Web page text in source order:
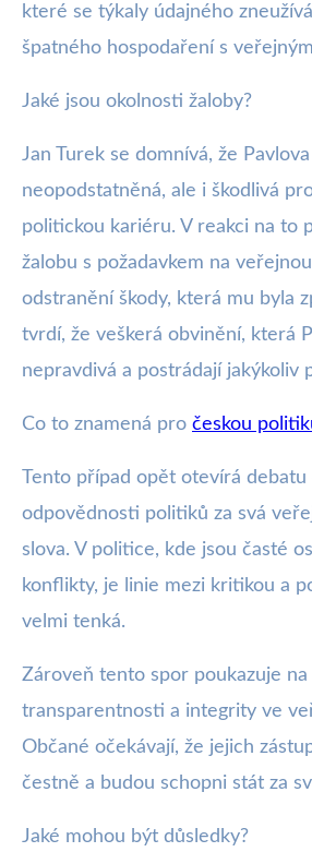
které se týkaly údajného
špatného hospodaření s
Jaké jsou okolnosti žaloby?
Jan Turek se domnívá, že
neopodstatněná, ale i škodlivá
politickou kariéru. V reakci na to
žalobu s požadavkem na
odstranění škody, která mu byla
tvrdí, že veškerá obvinění, která
nepravdivá a postrádají jakýkoliv
Co to znamená pro českou
Tento případ opět otevírá debatu
odpovědnosti politiků za svá
slova. V politice, kde jsou časté
konflikty, je linie mezi kritikou a
velmi tenká.
Zároveň tento spor poukazuje
transparentnosti a integrity ve
Občané očekávají, že jejich
čestně a budou schopni stát za
Jaké mohou být důsledky?